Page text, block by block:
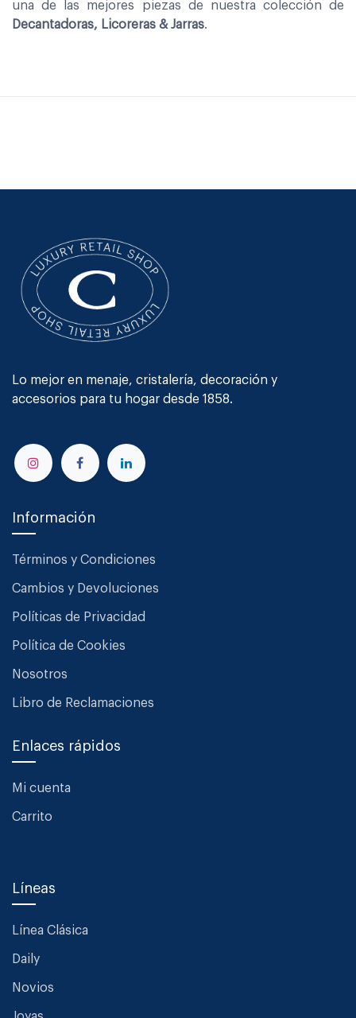
una de las mejores piezas de nuestra colección de
Decantadoras, Licoreras & Jarras.
Lo mejor en menaje, cristalería, decoración y
accesorios para tu hogar desde 1858.
Información
Términos y Condiciones
Cambios y Devoluciones
Políticas de Privacidad
Política de Cookies
Nosotros
Libro de Reclamaciones
Enlaces rápidos
Mi cuenta
Carrito
Líneas
Línea Clásica
Daily
Novios